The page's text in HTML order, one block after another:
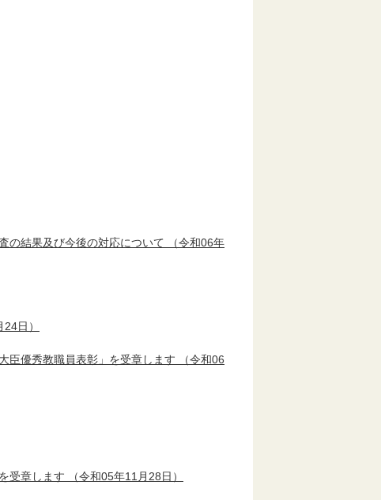
の結果及び今後の対応について （令和06年
日）
臣優秀教職員表彰」を受章します （令和06
受章します （令和05年11月28日）